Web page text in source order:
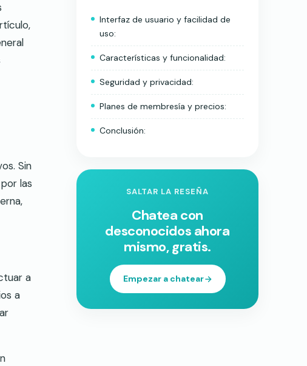
Sin
las
a
a
Interfaz de usuario y facilidad de
uso:
Características y funcionalidad:
Seguridad y privacidad:
Planes de membresía y precios:
Conclusión:
SALTAR LA RESEÑA
Chatea con
desconocidos ahora
mismo, gratis.
Empezar a chatear